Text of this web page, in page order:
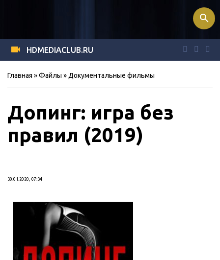
HDMEDIACLUB.RU
search
Главная »Файлы » Документальные фильмы
Допинг: игра без
правил (2019)
30.01.2020, 07:34